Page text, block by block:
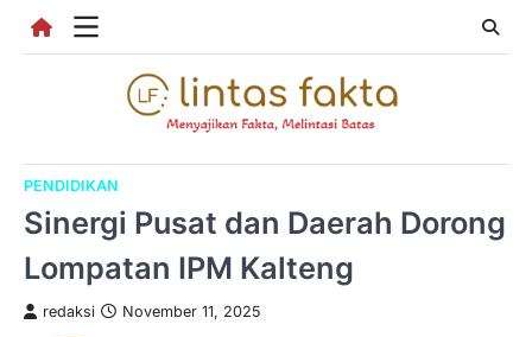
PENDIDIKAN
Sinergi Pusat dan Daerah Dorong
Lompatan IPM Kalteng
redaksi November 11, 2025